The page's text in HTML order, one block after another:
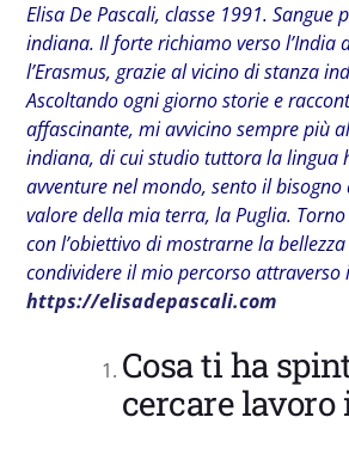
Elisa De Pascali, classe 1991. Sangue
indiana. Il forte richiamo verso l’India
l’Erasmus, grazie al vicino di stanza
Ascoltando ogni giorno storie e
affascinante, mi avvicino sempre più
indiana, di cui studio tuttora la lingua
avventure nel mondo, sento il
valore della mia terra, la Puglia.
con l’obiettivo di mostrarne la
condividere il mio percorso attraverso
https://elisadepascali.com
Cosa ti ha
cercare lavoro